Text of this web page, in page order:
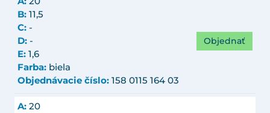
B: 11,5
C: -
D: -
E: 1,6
Farba: biela
Objednávacie číslo: 158 0115 164 03
Objednať
A: 20